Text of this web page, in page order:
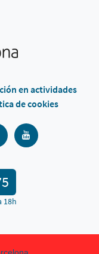
en actividades
de cookies
18h